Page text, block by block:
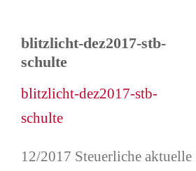
blitzlicht-dez2017-stb-
schulte
blitzlicht-dez2017-stb-
schulte
12/2017 Steuerliche aktuelle